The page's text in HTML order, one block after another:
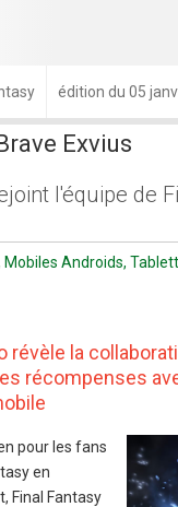
édition du 05
Exvius
l'équipe de
Mobiles Androids,
révèle la
récompenses
pour les fans
en
Final Fantasy